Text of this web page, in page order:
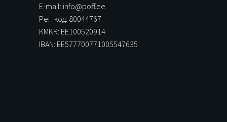
E-mail: info@poff.ee
Рег. код: 80044767
KMKR: EE100520914
IBAN: EE577700771005547635